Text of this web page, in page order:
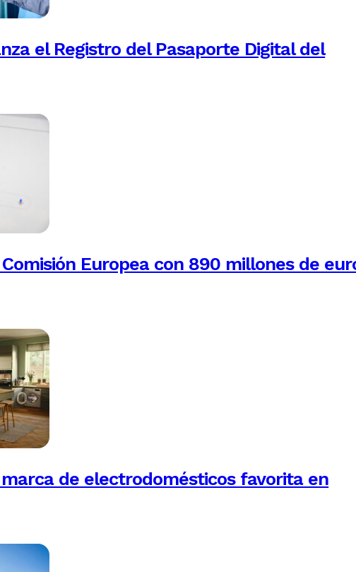
el Registro del Pasaporte Digital del
Europea con 890 millones de
de electrodomésticos favorita en